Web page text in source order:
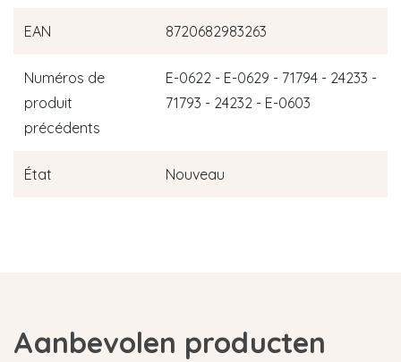
EAN 8720682983263
Numéros de
produit
précédents
E-0622 - E-0629 - 71794 - 24233 -
71793 - 24232 - E-0603
État Nouveau
Aanbevolen producten